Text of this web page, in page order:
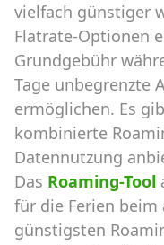
vielfach günstiger
Flatrate-Optionen
Grundgebühr
Tage unbegrenzte
ermöglichen. Es
kombinierte
Datennutzung
Das Roaming-Tool
für die Ferien
günstigsten